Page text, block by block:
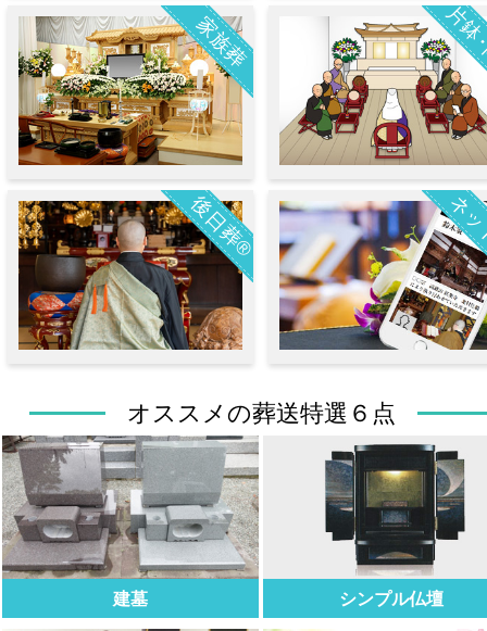
家族葬 片
後日葬® ネ
オススメの葬送特選６点
建墓 シンプル仏壇